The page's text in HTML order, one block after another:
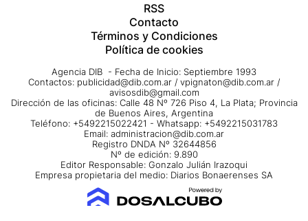
RSS
Contacto
Términos y Condiciones
Política de cookies
Agencia DIB - Fecha de Inicio: Septiembre 1993
Contactos: publicidad@dib.com.ar / vpignaton@dib.com.ar /
avisosdib@gmail.com
Dirección de las oficinas: Calle 48 Nº 726 Piso 4, La Plata; Provincia
de Buenos Aires, Argentina
Teléfono: +5492215022421 - Whatsapp: +5492215031783
Email: administracion@dib.com.ar
Registro DNDA Nº 32644856
Nº de edición: 9.890
Editor Responsable: Gonzalo Julián Irazoqui
Empresa propietaria del medio: Diarios Bonaerenses SA